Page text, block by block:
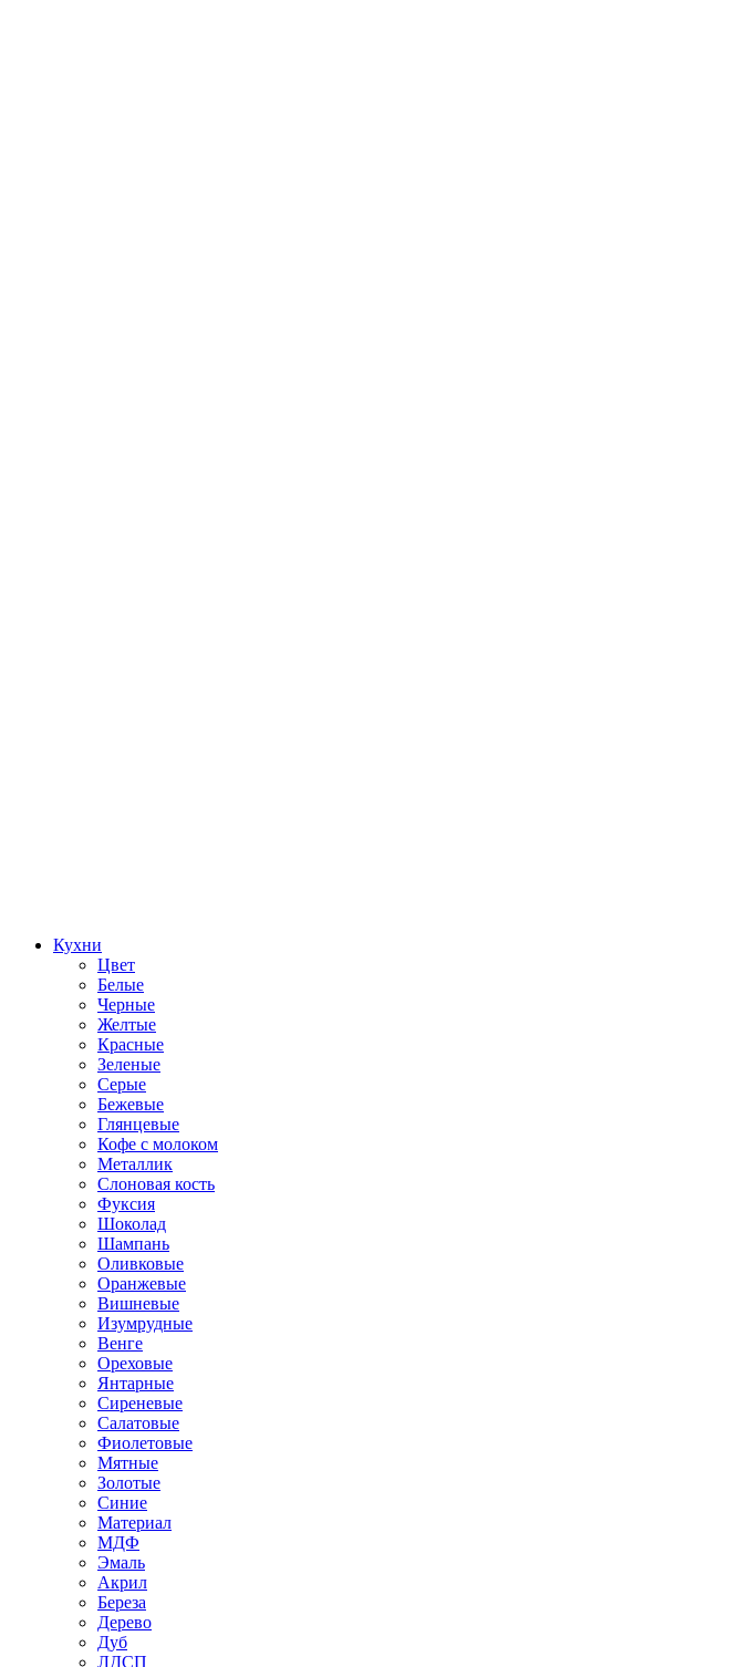
Кухни
Цвет
Белые
Черные
Желтые
Красные
Зеленые
Серые
Бежевые
Глянцевые
Кофе с молоком
Металлик
Слоновая кость
Фуксия
Шоколад
Шампань
Оливковые
Оранжевые
Вишневые
Изумрудные
Венге
Ореховые
Янтарные
Сиреневые
Салатовые
Фиолетовые
Мятные
Золотые
Синие
Материал
МДФ
Эмаль
Акрил
Береза
Дерево
Дуб
ЛДСП